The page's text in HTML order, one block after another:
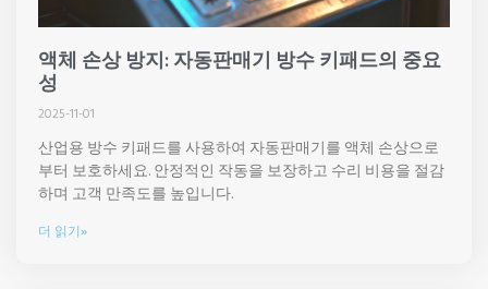
액체 손상 방지: 자동판매기 방수 키패드의 중요
성
2025-11-01
산업용 방수 키패드를 사용하여 자동판매기를 액체 손상으로
부터 보호하세요. 안정적인 작동을 보장하고 수리 비용을 절감
하며 고객 만족도를 높입니다.
더 읽기»